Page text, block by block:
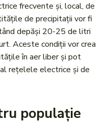
frecvente și, local, de
de precipitații vor fi
depăși 20-25 de litri
Aceste condiții vor crea
în aer liber și pot
rețelele electrice și de
populație